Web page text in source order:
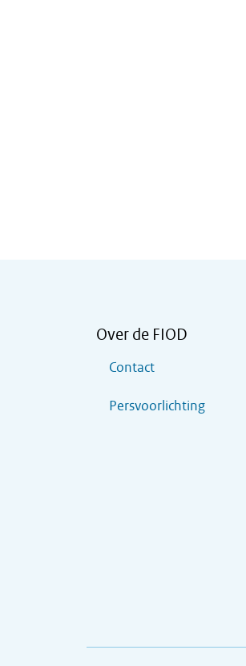
Over de FIOD
Contact
Persvoorlichting